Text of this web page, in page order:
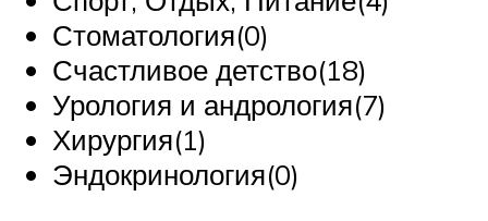
Стоматология(0)
Счастливое детство(18)
Урология и андрология(7)
Хирургия(1)
Эндокринология(0)